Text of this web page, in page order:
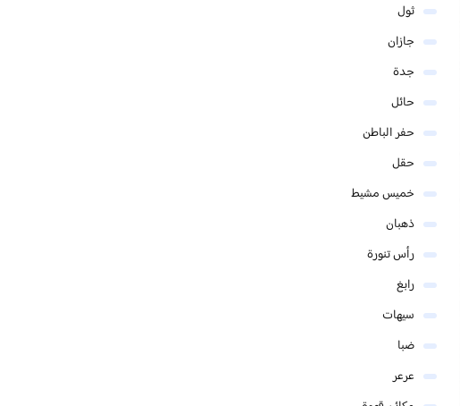
ثول
جازان
جدة
حائل
حفر الباطن
حقل
خميس مشيط
ذهبان
رأس تنورة
رابغ
سيهات
ضبا
عرعر